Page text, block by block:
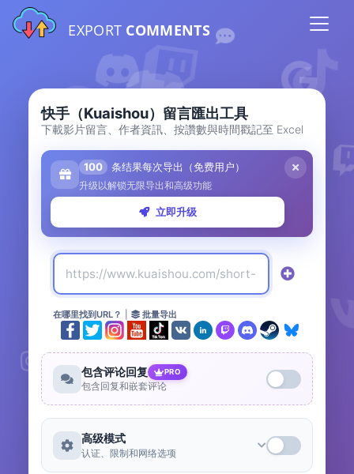
EXPORT COMMENTS
快手（Kuaishou）留言匯出工具
下載影片留言、作者資訊、按讚數與時間戳記至 Excel
100 条结果每次导出（免费用户）
升级以解锁无限导出和高级功能
立即升级
在哪里找到URL？ 批量导出
包含评论回复 PRO
包含回复和嵌套评论
高级模式
认证、限制和网络选项